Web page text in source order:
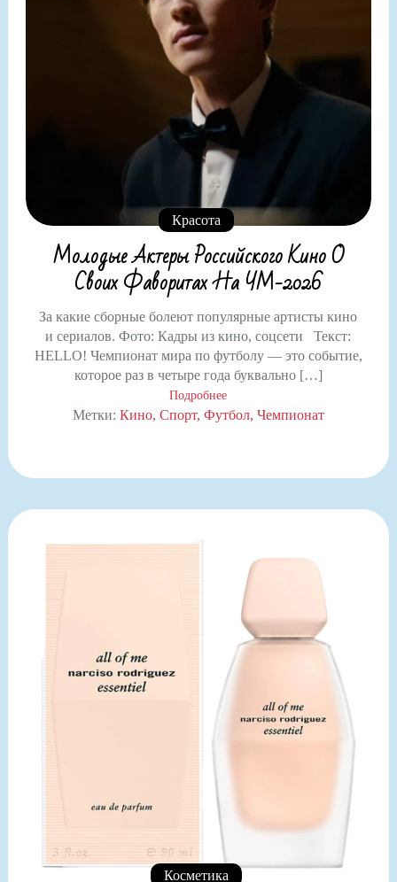
Красота
Молодые Актеры Российского Кино О
Своих Фаворитах На ЧМ-2026
За какие сборные болеют популярные артисты кино
и сериалов. Фото: Кадры из кино, соцсети Текст:
HELLO! Чемпионат мира по футболу — это событие,
которое раз в четыре года буквально […]
Подробнее
Метки: Кино Спорт Футбол Чемпионат
Косметика